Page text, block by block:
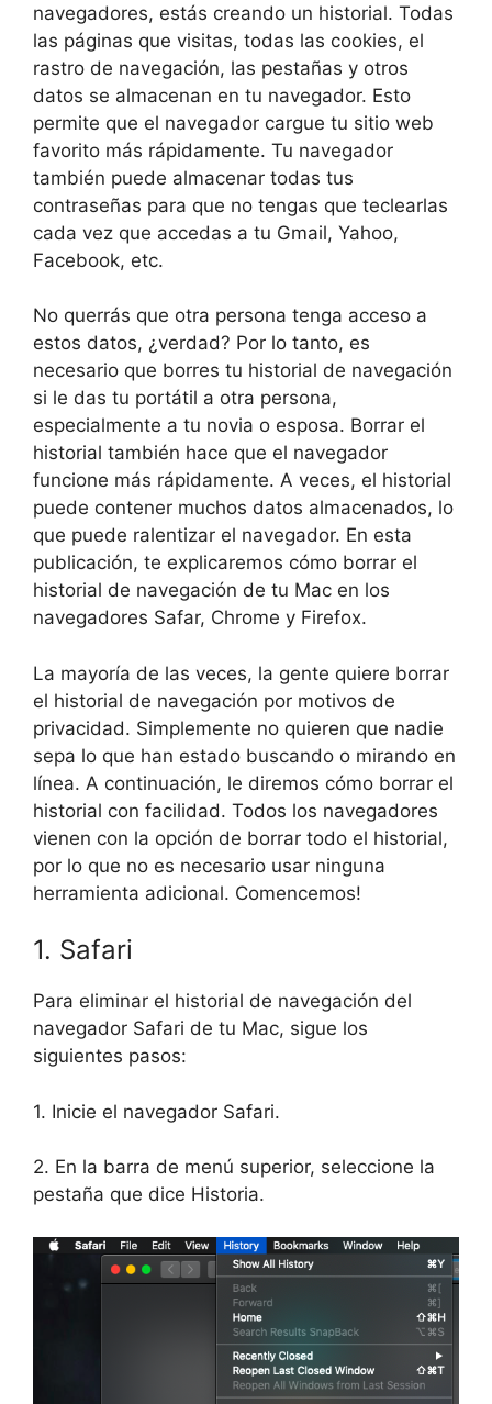
navegadores, estás creando un historial. Todas
las páginas que visitas, todas las cookies, el
rastro de navegación, las pestañas y otros
datos se almacenan en tu navegador. Esto
permite que el navegador cargue tu sitio web
favorito más rápidamente. Tu navegador
también puede almacenar todas tus
contraseñas para que no tengas que teclearlas
cada vez que accedas a tu Gmail, Yahoo,
Facebook, etc.
No querrás que otra persona tenga acceso a
estos datos, ¿verdad? Por lo tanto, es
necesario que borres tu historial de navegación
si le das tu portátil a otra persona,
especialmente a tu novia o esposa. Borrar el
historial también hace que el navegador
funcione más rápidamente. A veces, el historial
puede contener muchos datos almacenados, lo
que puede ralentizar el navegador. En esta
publicación, te explicaremos cómo borrar el
historial de navegación de tu Mac en los
navegadores Safar, Chrome y Firefox.
La mayoría de las veces, la gente quiere borrar
el historial de navegación por motivos de
privacidad. Simplemente no quieren que nadie
sepa lo que han estado buscando o mirando en
línea. A continuación, le diremos cómo borrar el
historial con facilidad. Todos los navegadores
vienen con la opción de borrar todo el historial,
por lo que no es necesario usar ninguna
herramienta adicional. Comencemos!
1. Safari
Para eliminar el historial de navegación del
navegador Safari de tu Mac, sigue los
siguientes pasos:
1. Inicie el navegador Safari.
2. En la barra de menú superior, seleccione la
pestaña que dice Historia.